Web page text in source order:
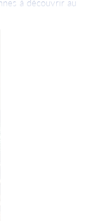
que nous